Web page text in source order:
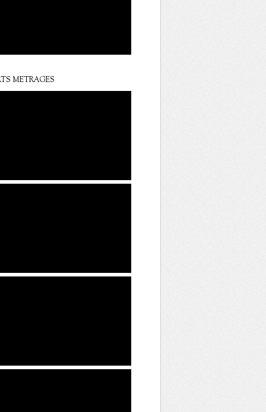
METRAGES